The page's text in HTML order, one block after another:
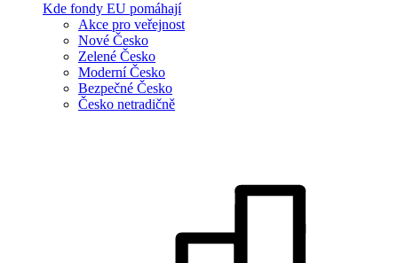
Kde fondy EU pomáhají
Akce pro veřejnost
Nové Česko
Zelené Česko
Moderní Česko
Bezpečné Česko
Česko netradičně